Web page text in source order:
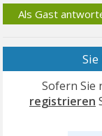
Als Gast
Sofern Sie
registrieren